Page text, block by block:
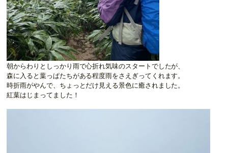
朝からわりとしっかり雨で心折れ気味のスタートでしたが、
森に入ると葉っぱたちがある程度雨をさえぎってくれます。
時折雨がやんで、ちょっとだけ見える景色に癒されました。
紅葉はじまってました！